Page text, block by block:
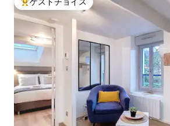
大好評のゲストチョイスです。